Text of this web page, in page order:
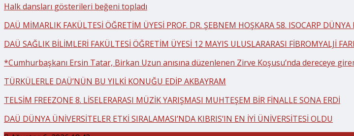
Halk dansları gösterileri beğeni topladı
DAÜ MİMARLIK FAKÜLTESİ ÖĞRETİM ÜYESİ PROF. DR. ŞEBNEM HOŞKARA 58. ISOCARP
DAÜ SAĞLIK BİLİMLERİ FAKÜLTESİ ÖĞRETİM ÜYESİ 12 MAYIS ULUSLARARASI FİBROMYALJİ
*Cumhurbaşkanı Ersin Tatar, Birkan Uzun anısına düzenlenen Zirve Koşusu’nda dereceye
TÜRKÜLERLE DAÜ’NÜN BU YILKİ KONUĞU EDİP AKBAYRAM
TELSİM FREEZONE 8. LİSELERARASI MÜZİK YARIŞMASI MUHTEŞEM BİR FİNALLE SONA ERDİ
DAÜ DÜNYA ÜNİVERSİTELER ETKİ SIRALAMASI’NDA KIBRIS’IN EN İYİ ÜNİVERSİTESİ OLDU